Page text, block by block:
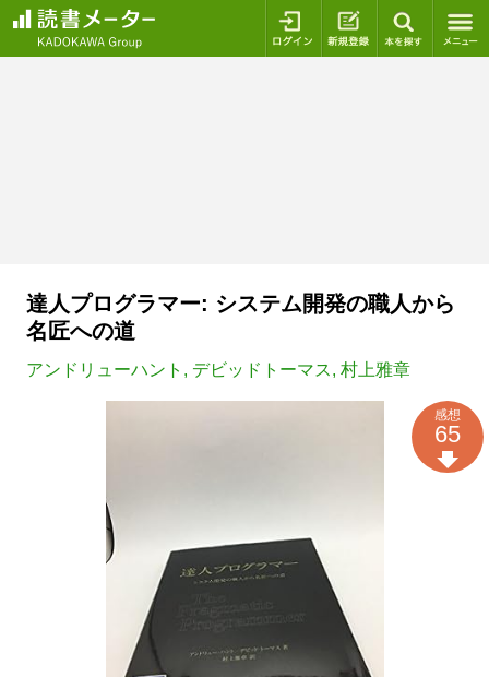
ログイン 新規登録
達人プログラマー: システム開発の職人から
名匠への道
アンドリューハント , デビッドトーマス, 村上雅章
感想
65